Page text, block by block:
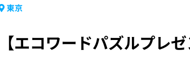
東京
【エコワードパズルプ